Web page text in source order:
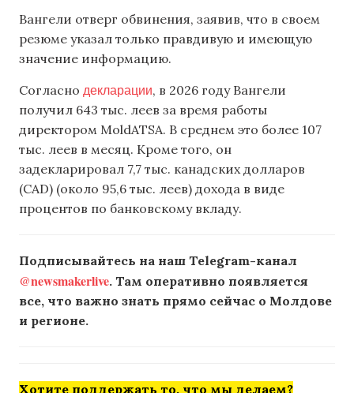
Вангели отверг обвинения, заявив, что в своем
резюме указал только правдивую и имеющую
значение информацию.
Согласно декларации, в 2026 году Вангели
получил 643 тыс. леев за время работы
директором MoldATSA. В среднем это более 107
тыс. леев в месяц. Кроме того, он
задекларировал 7,7 тыс. канадских долларов
(CAD) (около 95,6 тыс. леев) дохода в виде
процентов по банковскому вкладу.
Подписывайтесь на наш Telegram-канал
@newsmakerlive. Там оперативно появляется
все, что важно знать прямо сейчас о Молдове
и регионе.
Хотите поддержать то, что мы делаем?